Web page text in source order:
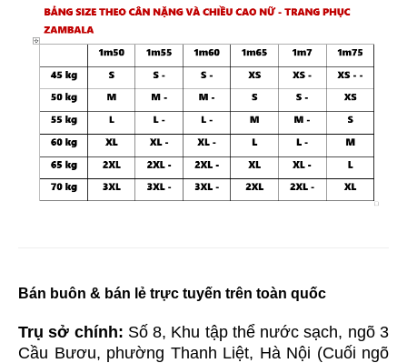
Bán buôn & bán lẻ trực tuyến trên toàn quốc
Trụ sở chính: Số 8, Khu tập thể nước sạch, ngõ 3
Cầu Bươu, phường Thanh Liệt, Hà Nội (Cuối ngõ